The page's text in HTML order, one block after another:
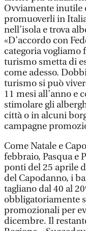
Ovviamente inutile
promuoverli in
nell’isola e trova
«D’accordo con
categoria vogliamo
turismo smetta di
come adesso.
turismo si può
11 mesi all’anno e
stimolare gli
città o in alcuni
campagne
Come Natale e
febbraio, Pasqua e
ponti del 25 aprile
del Capodanno, i
tagliano dal 40 al
obbligatoriamente
promozionali per
dicembre. Il